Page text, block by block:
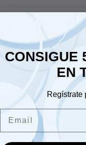
CONSIGUE
EN
Regístrate